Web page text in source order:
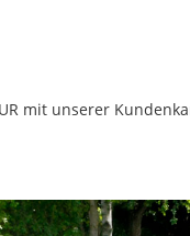
mit unserer